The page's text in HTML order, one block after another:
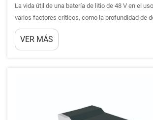
La vida útil de una batería de litio de 48 V en el
varios factores críticos, como la profundidad de
patrones de carga, las condiciones de
específica de la batería empleada. Comprender
VER MÁS